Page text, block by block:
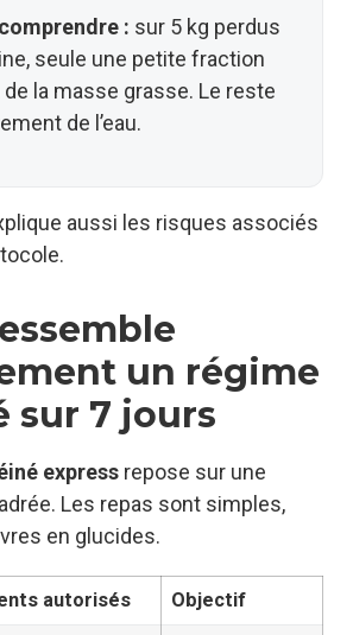
: sur 5 kg perdus
seule une petite fraction
la masse grasse. Le reste
de l’eau.
aussi les risques associés
un régime
sur 7 jours
express repose sur une
Les repas sont simples,
en glucides.
autorisés Objectif